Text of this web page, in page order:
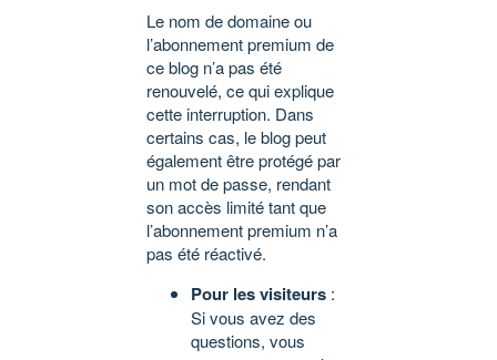
Le nom de domaine ou
l’abonnement premium de
ce blog n’a pas été
renouvelé, ce qui explique
cette interruption. Dans
certains cas, le blog peut
également être protégé par
un mot de passe, rendant
son accès limité tant que
l’abonnement premium n’a
pas été réactivé.
Pour les visiteurs :
Si vous avez des
questions, vous